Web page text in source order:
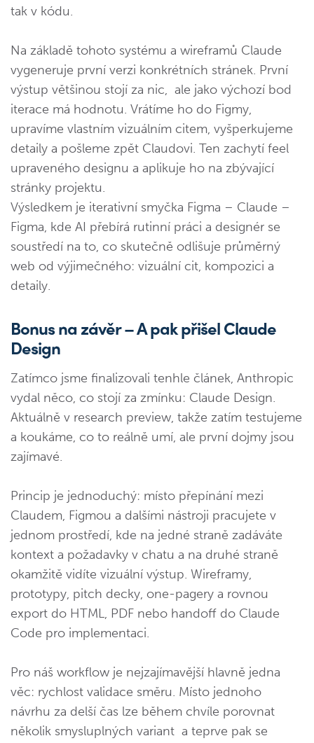
tak v kódu.
Na základě tohoto systému a wireframů Claude
vygeneruje první verzi konkrétních stránek. První
výstup většinou stojí za nic, ale jako výchozí bod
iterace má hodnotu. Vrátíme ho do Figmy,
upravíme vlastním vizuálním citem, vyšperkujeme
detaily a pošleme zpět Claudovi. Ten zachytí feel
upraveného designu a aplikuje ho na zbývající
stránky projektu.
Výsledkem je iterativní smyčka Figma – Claude –
Figma, kde AI přebírá rutinní práci a designér se
soustředí na to, co skutečně odlišuje průměrný
web od výjimečného: vizuální cit, kompozici a
detaily.
Bonus na závěr – A pak přišel Claude
Design
Zatímco jsme finalizovali tenhle článek, Anthropic
vydal něco, co stojí za zmínku: Claude Design.
Aktuálně v research preview, takže zatím testujeme
a koukáme, co to reálně umí, ale první dojmy jsou
zajímavé.
Princip je jednoduchý: místo přepínání mezi
Claudem, Figmou a dalšími nástroji pracujete v
jednom prostředí, kde na jedné straně zadáváte
kontext a požadavky v chatu a na druhé straně
okamžitě vidíte vizuální výstup. Wireframy,
prototypy, pitch decky, one-pagery a rovnou
export do HTML, PDF nebo handoff do Claude
Code pro implementaci.
Pro náš workflow je nejzajímavější hlavně jedna
věc: rychlost validace směru. Místo jednoho
návrhu za delší čas lze během chvíle porovnat
několik smysluplných variant a teprve pak se